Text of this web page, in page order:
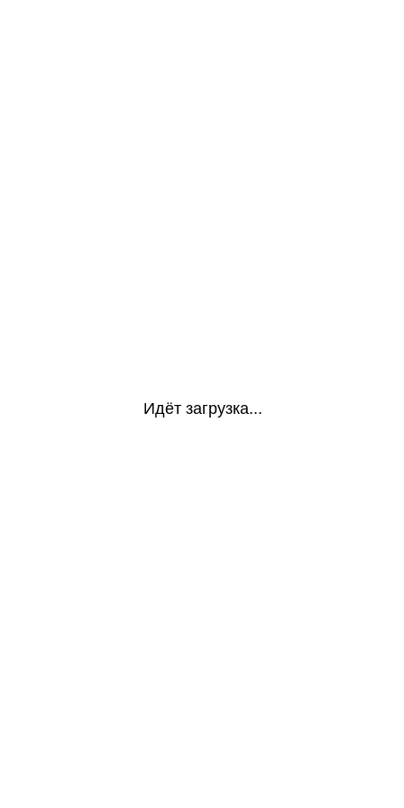
Идёт загрузка...